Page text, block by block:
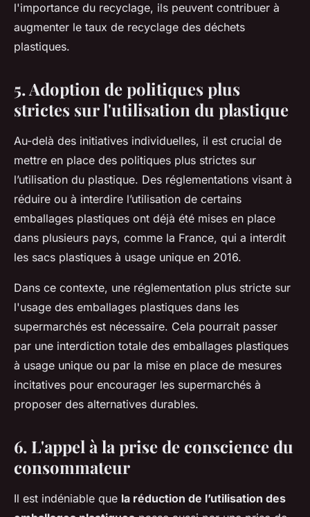
l'importance du recyclage, ils peuvent contribuer à
augmenter le taux de recyclage des déchets
plastiques.
5. Adoption de politiques plus
strictes sur l'utilisation du plastique
Au-delà des initiatives individuelles, il est crucial de
mettre en place des politiques plus strictes sur
l’utilisation du plastique. Des réglementations visant à
réduire ou à interdire l’utilisation de certains
emballages plastiques ont déjà été mises en place
dans plusieurs pays, comme la France, qui a interdit
les sacs plastiques à usage unique en 2016.
Dans ce contexte, une réglementation plus stricte sur
l'usage des emballages plastiques dans les
supermarchés est nécessaire. Cela pourrait passer
par une interdiction totale des emballages plastiques
à usage unique ou par la mise en place de mesures
incitatives pour encourager les supermarchés à
proposer des alternatives durables.
6. L'appel à la prise de conscience du
consommateur
Il est indéniable que la réduction de l’utilisation des